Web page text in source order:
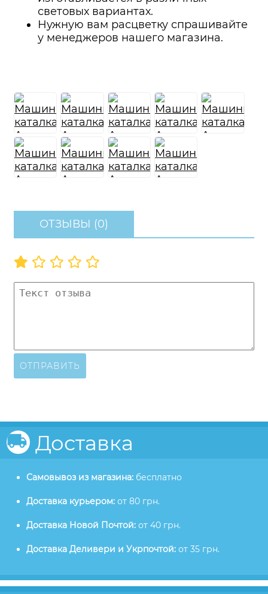
световых вариантах.
Нужную вам расцветку спрашивайте
у менеджеров нашего магазина.
ОТЗЫВЫ (0)
ОТПРАВИТЬ
Доставка
Самовывоз из магазина: бесплатно
Доставка курьером: от 80 грн.
Доставка Новой Почтой: от 40 грн.
Доставка Деливери и Укрпочтой: от 35 грн.